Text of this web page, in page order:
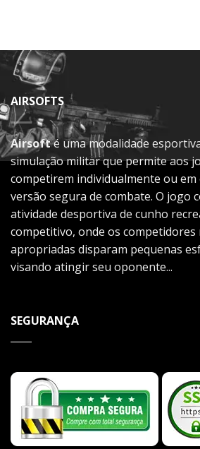
AIRSOFTS
Airsofté uma modalidade
simulação militar que permite aos
competirem individualmente ou em
versão segura de combate. O jogo
atividade desportiva de cunho
competitivo, onde os competidores
apropriadas disparam pequenas
visando atingir seu oponente...
SEGURANÇA